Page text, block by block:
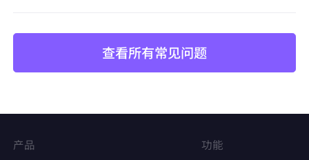
矩阵账号运营
多账号管理
维持账号稳定的登录IP，降低异常登录风险
查看所有常见问题
产品
功能